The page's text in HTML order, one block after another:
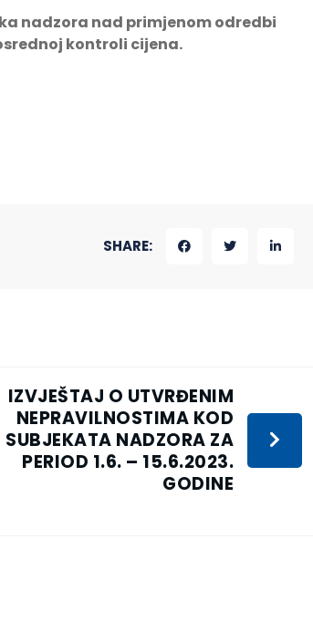
nadzora nad primjenom odredbi
kontroli cijena.
SHARE:
IZVJEŠTAJ O UTVRĐENIM
NEPRAVILNOSTIMA KOD
SUBJEKATA NADZORA ZA
PERIOD 1.6. – 15.6.2023.
GODINE